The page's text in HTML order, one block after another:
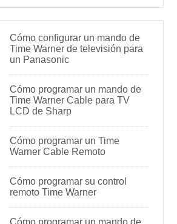
Cómo configurar un mando de
Time Warner de televisión para
un Panasonic
Cómo programar un mando de
Time Warner Cable para TV
LCD de Sharp
Cómo programar un Time
Warner Cable Remoto
Cómo programar su control
remoto Time Warner
Cómo programar un mando de